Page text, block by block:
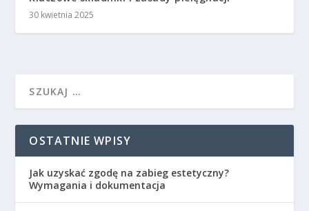
30 kwietnia 2025
OSTATNIE WPISY
Jak uzyskać zgodę na zabieg estetyczny?
Wymagania i dokumentacja